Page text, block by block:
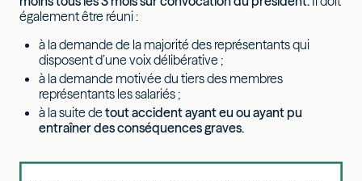
également être réuni :
à la demande de la majorité des représentants qui
disposent d’une voix délibérative ;
à la demande motivée du tiers des membres
représentants les salariés ;
à la suite de tout accident ayant eu ou ayant pu
entraîner des conséquences graves.